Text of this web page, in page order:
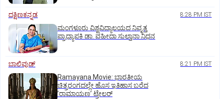
ದಕ್ಷಿಣಕನ್ನಡ 8:28 PM IST
ಮಂಗಳೂರು ವಿಶ್ವವಿದ್ಯಾಲಯದ ನಿವೃತ್ತ
ಪ್ರಾಧ್ಯಾಪಕಿ ಡಾ. ವಹೀದಾ ಸುಲ್ತಾನಾ ನಿಧನ
ಬಾಲಿವುಡ್‌ 8:21 PM IST
Ramayana Movie: ಭಾರತೀಯ
ಚಿತ್ರರಂಗದಲ್ಲೇ ಹೊಸ ಇತಿಹಾಸ ಬರೆದ
ʼರಾಮಾಯಣʼ ಟ್ರೇಲರ್